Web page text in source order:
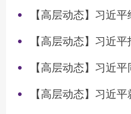
【高层动态】习近